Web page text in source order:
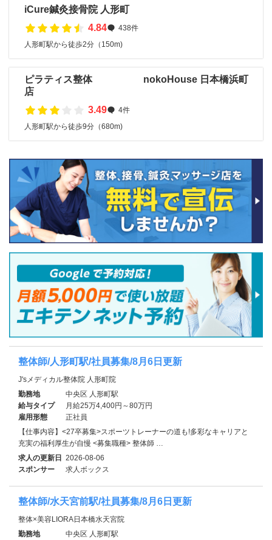
iCure鍼灸接骨院 人形町
4.84
438件
人形町駅から徒歩2分（150m)
ピラティス整体 nokoHouse 日本橋浜町
店
3.49
4件
人形町駅から徒歩9分（680m)
整体師/人形町駅/社員募集/8月6日更新
J'sメディカル整体院 人形町院
勤務地
中央区 人形町駅
給与タイプ
月給25万4,400円～80万円
雇用形態
正社員
【仕事内容】<27卒募集>スポーツトレーナーの道も!多彩なキャリアと
充実の福利厚生が自慢 <募集職種> 整体師 …
求人の更新日 2026-08-06
スポンサー
求人ボックス
整体師/水天宮前駅/社員募集/8月6日更新
整体×美容LIORA日本橋水天宮院
勤務地
中央区 人形町駅